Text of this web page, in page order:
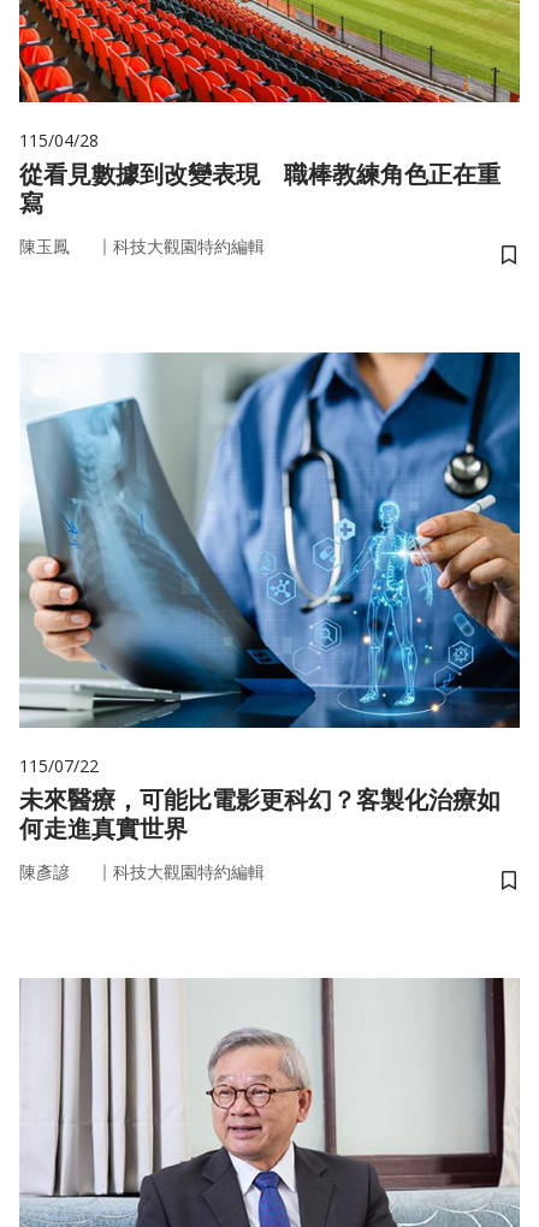
115/04/28
從看見數據到改變表現 職棒教練角色正在重
寫
陳玉鳳 ｜ 科技大觀園特約編輯
儲
115/07/22
未來醫療，可能比電影更科幻？客製化治療如
何走進真實世界
陳彥諺 ｜ 科技大觀園特約編輯
儲